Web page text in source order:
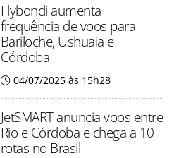
Flybondi aumenta
frequência de voos para
Bariloche, Ushuaia e
Córdoba
04/07/2025 às 15h28
JetSMART anuncia voos entre
Rio e Córdoba e chega a 10
rotas no Brasil